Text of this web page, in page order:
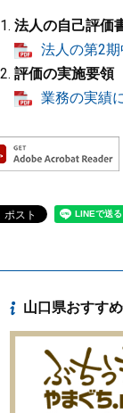
法人の自己評価
法人の第2
評価の実施要領
業務の実績
山口県おすす